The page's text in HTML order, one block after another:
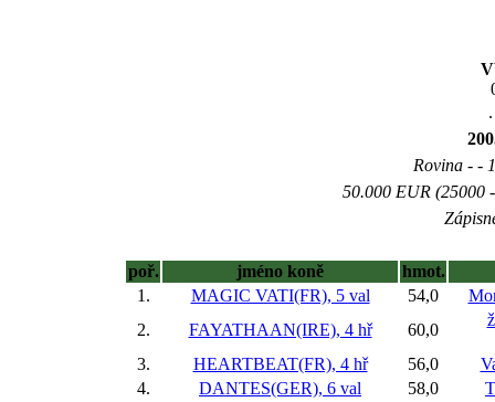
Rovina - -
50.000 EUR (25000
poř. jméno koně
hmot.
1.
MAGIC VATI(FR), 5 val 54,0
2.
FAYATHAAN(IRE), 4 hř 60,0
3. HEARTBEAT(FR), 4 hř 56,0
4.
DANTES(GER), 6 val 58,0